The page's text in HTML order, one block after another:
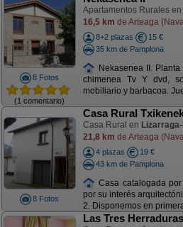
8 Fotos
(1 comentario)
Apartamentos Rurales en
16,5 km de Arteaga
8+2 plazas
15 €
35 km de Pamplona
Nekasenea II.
chimenea Tv Y dvd,
mobiliario y barbacoa.
8 Fotos
Casa Rural
Casa Rural en
21,8 km de Arteaga
4 plazas
19 €
43 km de Pamplona
Casa catalogada
por su interés
2. Disponemos en
Las Tres Herraduras